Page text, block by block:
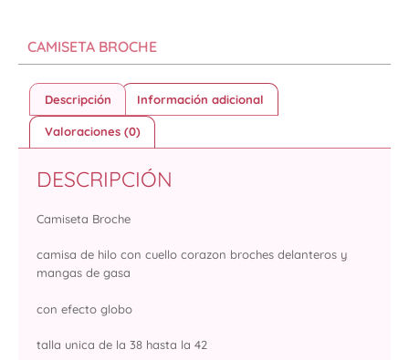
CAMISETA BROCHE
Descripción Información adicional
Valoraciones (0)
DESCRIPCIÓN
Camiseta Broche
camisa de hilo con cuello corazon broches delanteros y
mangas de gasa
con efecto globo
talla unica de la 38 hasta la 42